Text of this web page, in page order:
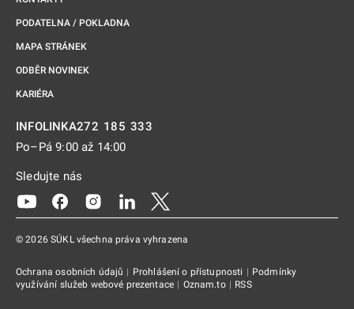
PODATELNA / POKLADNA
MAPA STRÁNEK
ODBĚR NOVINEK
KARIÉRA
INFOLINKA272 185 333
Po–Pá 9:00 až 14:00
Sledujte nás
Odkaz se otevře na nové kartě
Odkaz se otevře na nové kartě
Odkaz se otevře na nové kartě
Odkaz se otevře na nové kartě
© 2026 SÚKL všechna práva vyhrazena
Ochrana osobních údajů | Prohlášení o přístupnosti | Podmínky
využívání služeb webové prezentace | Oznam.to | RSS